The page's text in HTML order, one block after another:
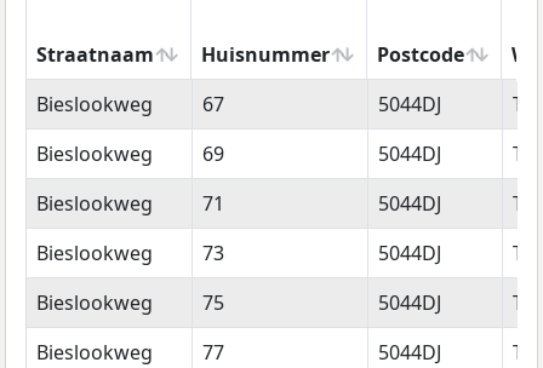
Straatnaam Huisnummer Postcode
Straatnaam
Huisnummer Postcode
Bieslookweg 67 5044DJ
Bieslookweg
69 5044DJ
Bieslookweg
71 5044DJ
Bieslookweg
73 5044DJ
Bieslookweg
75 5044DJ
Bieslookweg
77 5044DJ